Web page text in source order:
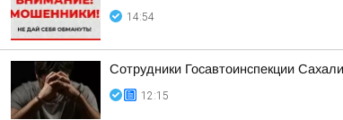
14:54
Сотрудники Госавтоинспекции
12:15